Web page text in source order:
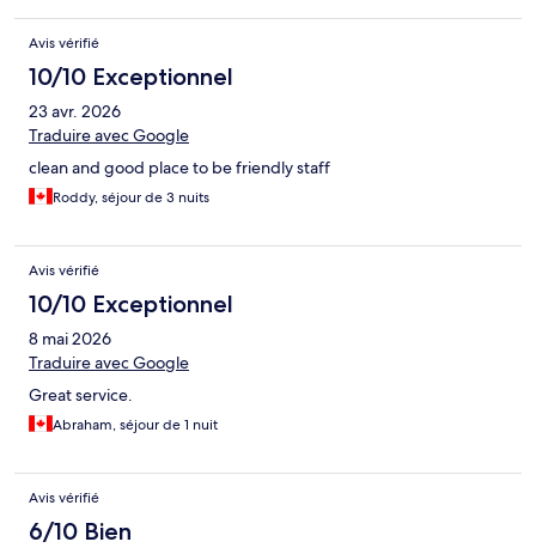
Avis vérifié
10/10 Exceptionnel
23 avr. 2026
Traduire avec Google
clean and good place to be friendly staff
Roddy, séjour de 3 nuits
Avis vérifié
10/10 Exceptionnel
8 mai 2026
Traduire avec Google
Great service.
Abraham, séjour de 1 nuit
Avis vérifié
6/10 Bien